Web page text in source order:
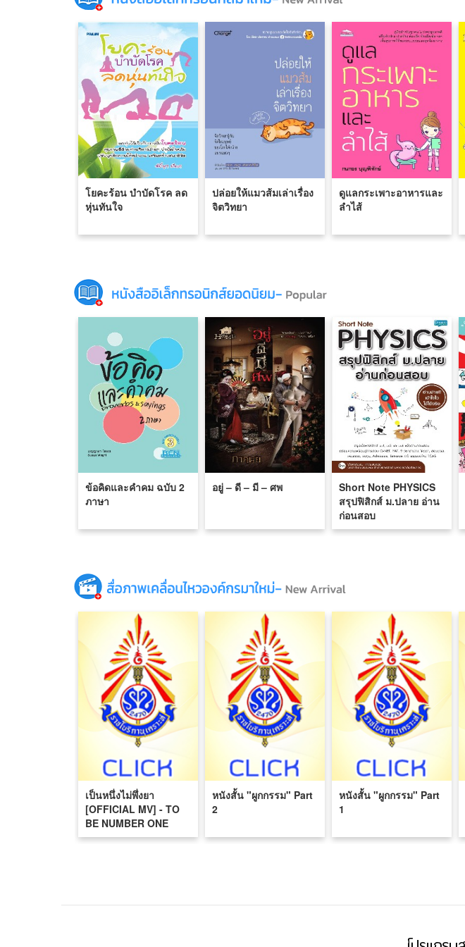
โยคะร้อน บำบัดโรค ลด
หุ่นทันใจ
ปล่อยให้แมวส้มเล่าเรื่อง
จิตวิทยา
ดูแลกระเพาะอาหารและ
ลำไส้
ข้อคิดและคำคม ฉบับ 2
ภาษา
อยู่ – ดี – มี – ศพ
Short Note PHYSICS
สรุปฟิสิกส์ ม.ปลาย อ่าน
ก่อนสอบ
เป็นหนึ่งไม่พึ่งยา
[OFFICIAL MV] - TO
BE NUMBER ONE
IDOL
หนังสั้น "ผูกกรรม" Part
2
หนังสั้น "ผูกกรรม" Part
1